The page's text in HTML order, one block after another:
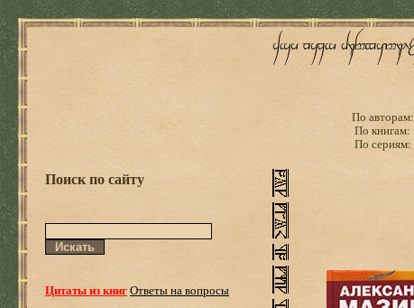
По авторам:
По книгам:
По сериям:
Поиск по сайту
Цитаты из книгОтветы на вопросы